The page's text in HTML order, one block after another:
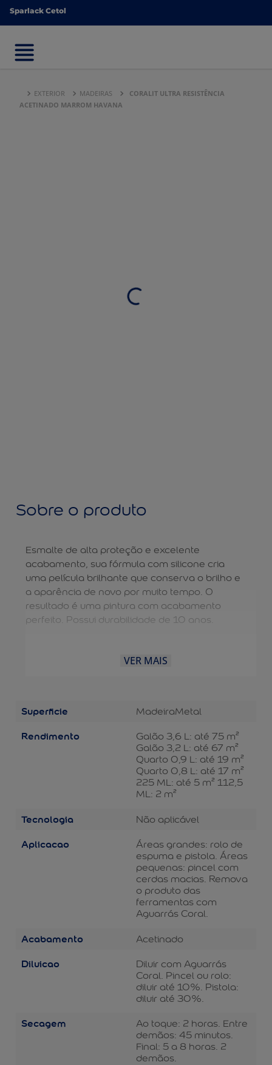
Sparlack Cetol
Sparlack Cetol
EXTERIOR MADEIRAS
CORALIT ULTRA RESISTÊNCIA
ACETINADO MARROM HAVANA
Sobre o produto
Esmalte de alta proteção e excelente
acabamento, sua fórmula com silicone cria
uma película brilhante que conserva o brilho e
a aparência de novo por muito tempo. O
resultado é uma pintura com acabamento
perfeito. Possui durabilidade de 10 anos.
VER MAIS
Superficie MadeiraMetal
Rendimento
Galão 3,6 L: até 75 m²
Galão 3,2 L: até 67 m²
Quarto 0,9 L: até 19 m²
Quarto 0,8 L: até 17 m²
225 ML: até 5 m² 112,5
ML: 2 m²
Tecnologia Não aplicável
Aplicacao
Áreas grandes: rolo de
espuma e pistola. Áreas
pequenas: pincel com
cerdas macias. Remova
o produto das
ferramentas com
Aguarrás Coral.
Acabamento Acetinado
Diluicao
Diluir com Aguarrás
Coral. Pincel ou rolo:
diluir até 10%. Pistola:
diluir até 30%.
Secagem
Ao toque: 2 horas. Entre
demãos: 45 minutos.
Final: 5 a 8 horas. 2
demãos.